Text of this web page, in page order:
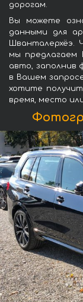
дорогам.
Вы можете
данными для
Шванталерхёэ.
мы предлагаем
авто, заполнив
в Вашем
хотите
время, место